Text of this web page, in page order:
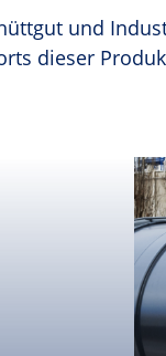
und
dieser